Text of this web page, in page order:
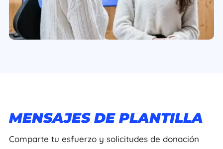
MENSAJES DE PLANTILLA
Comparte tu esfuerzo y solicitudes de donación